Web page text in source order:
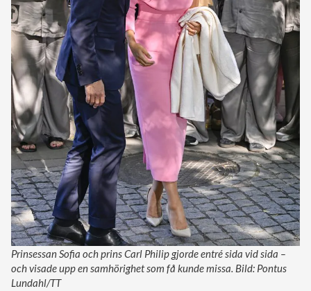
Prinsessan Sofia och prins Carl Philip gjorde entré sida vid sida –
och visade upp en samhörighet som få kunde missa. Bild: Pontus
Lundahl/TT